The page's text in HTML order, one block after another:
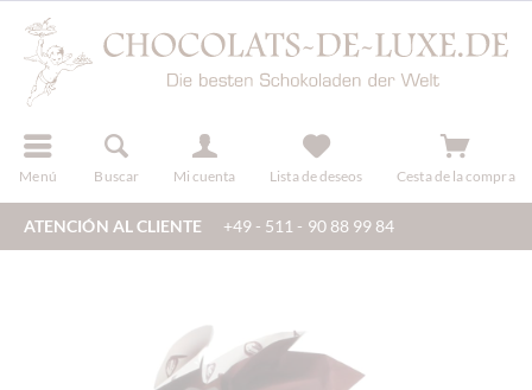
Menú Buscar Mi cuenta
registro Lista de deseos Cesta de la compra
ATENCIÓN AL CLIENTE +49 - 511 - 90 88 99 84